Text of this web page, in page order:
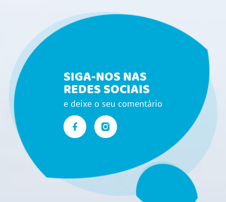
SIGA-NOS NAS
REDES SOCIAIS
e deixe o seu comentário